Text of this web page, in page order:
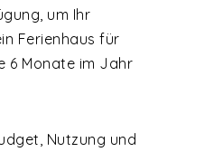
um Ihr
Ferienhaus für
6 Monate im Jahr
Nutzung und